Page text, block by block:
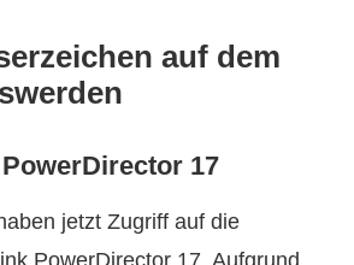
auf dem
17
jetzt Zugriff auf die
PowerDirector 17. Aufgrund